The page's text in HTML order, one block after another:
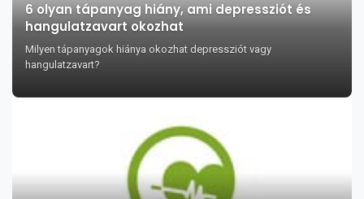
6 olyan tápanyag hiány, ami depressziót és
hangulatzavart okozhat
Milyen tápanyagok hiánya okozhat depressziót vagy
hangulatzavart?